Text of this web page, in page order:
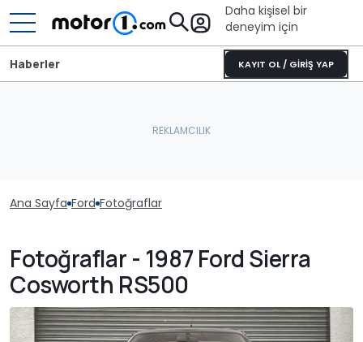
Daha kişisel bir
deneyim için
KAYIT OL / GİRİŞ YAP
Haberler
Ana Sayfa Ford Fotoğraflar
Fotoğraflar - 1987 Ford Sierra
Cosworth RS500